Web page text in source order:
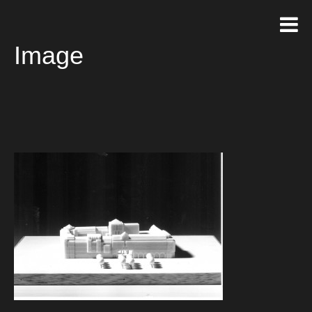
Image